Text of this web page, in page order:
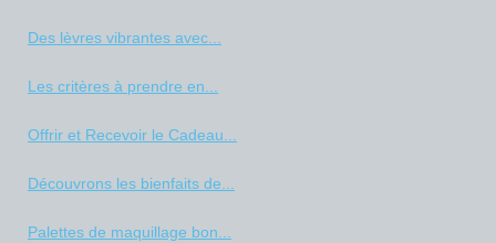
Des lèvres vibrantes avec...
Les critères à prendre en...
Offrir et Recevoir le Cadeau...
Découvrons les bienfaits de...
Palettes de maquillage bon...